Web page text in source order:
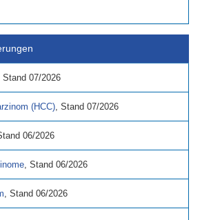
Stand 07/2026
(HCC), Stand 07/2026
06/2026
, Stand 06/2026
, Stand 06/2026